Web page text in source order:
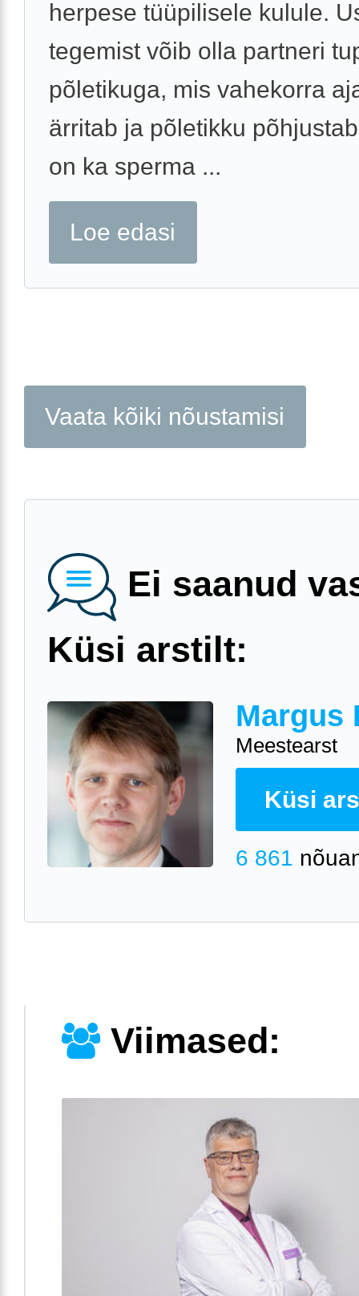
herpese tüüpilisele kulule.
tegemist võib olla partneri
põletikuga, mis vahekorra
ärritab ja põletikku
on ka sperma ...
Loe edasi
Vaata kõiki nõustamisi
Ei saanud
Küsi arstilt:
Margus
Meestearst
Küsi
6 861
Viimased: